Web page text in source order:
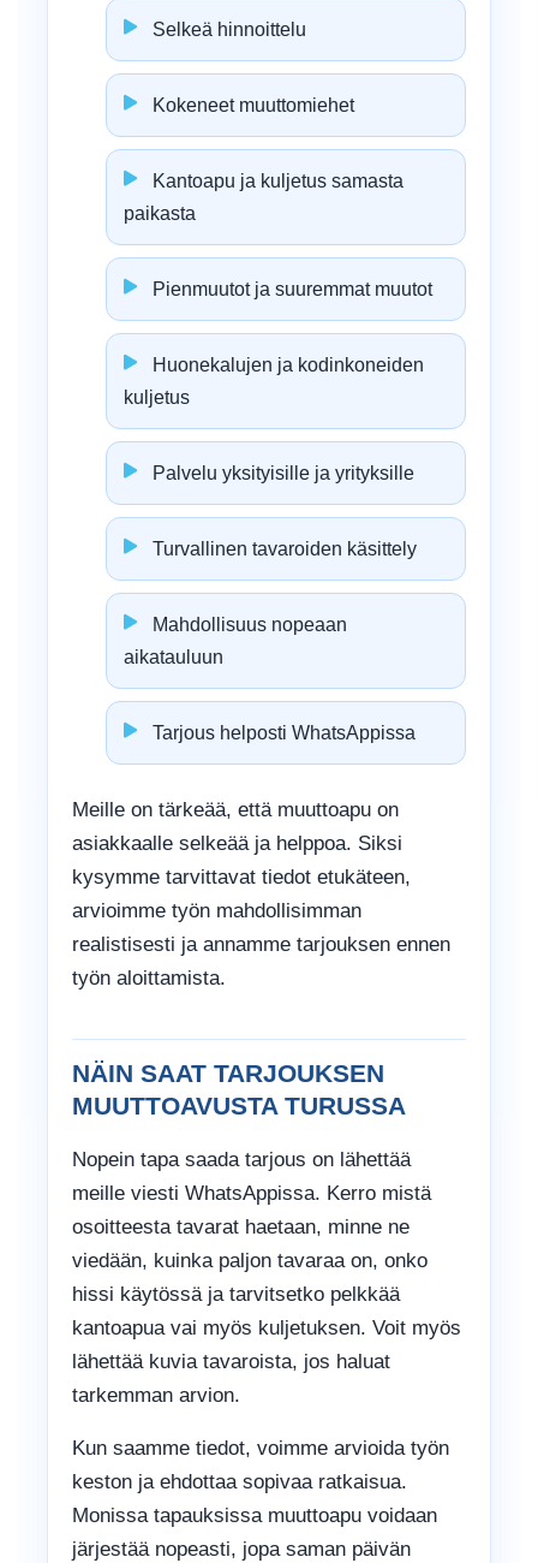
Selkeä hinnoittelu
Kokeneet muuttomiehet
Kantoapu ja kuljetus samasta
paikasta
Pienmuutot ja suuremmat muutot
Huonekalujen ja kodinkoneiden
kuljetus
Palvelu yksityisille ja yrityksille
Turvallinen tavaroiden käsittely
Mahdollisuus nopeaan
aikatauluun
Tarjous helposti WhatsAppissa
Meille on tärkeää, että muuttoapu on
asiakkaalle selkeää ja helppoa. Siksi
kysymme tarvittavat tiedot etukäteen,
arvioimme työn mahdollisimman
realistisesti ja annamme tarjouksen ennen
työn aloittamista.
NÄIN SAAT TARJOUKSEN
MUUTTOAVUSTA TURUSSA
Nopein tapa saada tarjous on lähettää
meille viesti WhatsAppissa. Kerro mistä
osoitteesta tavarat haetaan, minne ne
viedään, kuinka paljon tavaraa on, onko
hissi käytössä ja tarvitsetko pelkkää
kantoapua vai myös kuljetuksen. Voit myös
lähettää kuvia tavaroista, jos haluat
tarkemman arvion.
Kun saamme tiedot, voimme arvioida työn
keston ja ehdottaa sopivaa ratkaisua.
Monissa tapauksissa muuttoapu voidaan
järjestää nopeasti, jopa saman päivän